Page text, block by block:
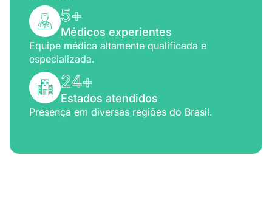
5+
Médicos experientes
Equipe médica altamente qualificada e
especializada.
24+
Estados atendidos
Presença em diversas regiões do Brasil.